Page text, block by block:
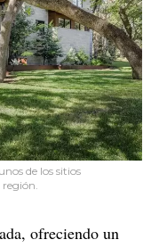
de los sitios
región.
ofreciendo un